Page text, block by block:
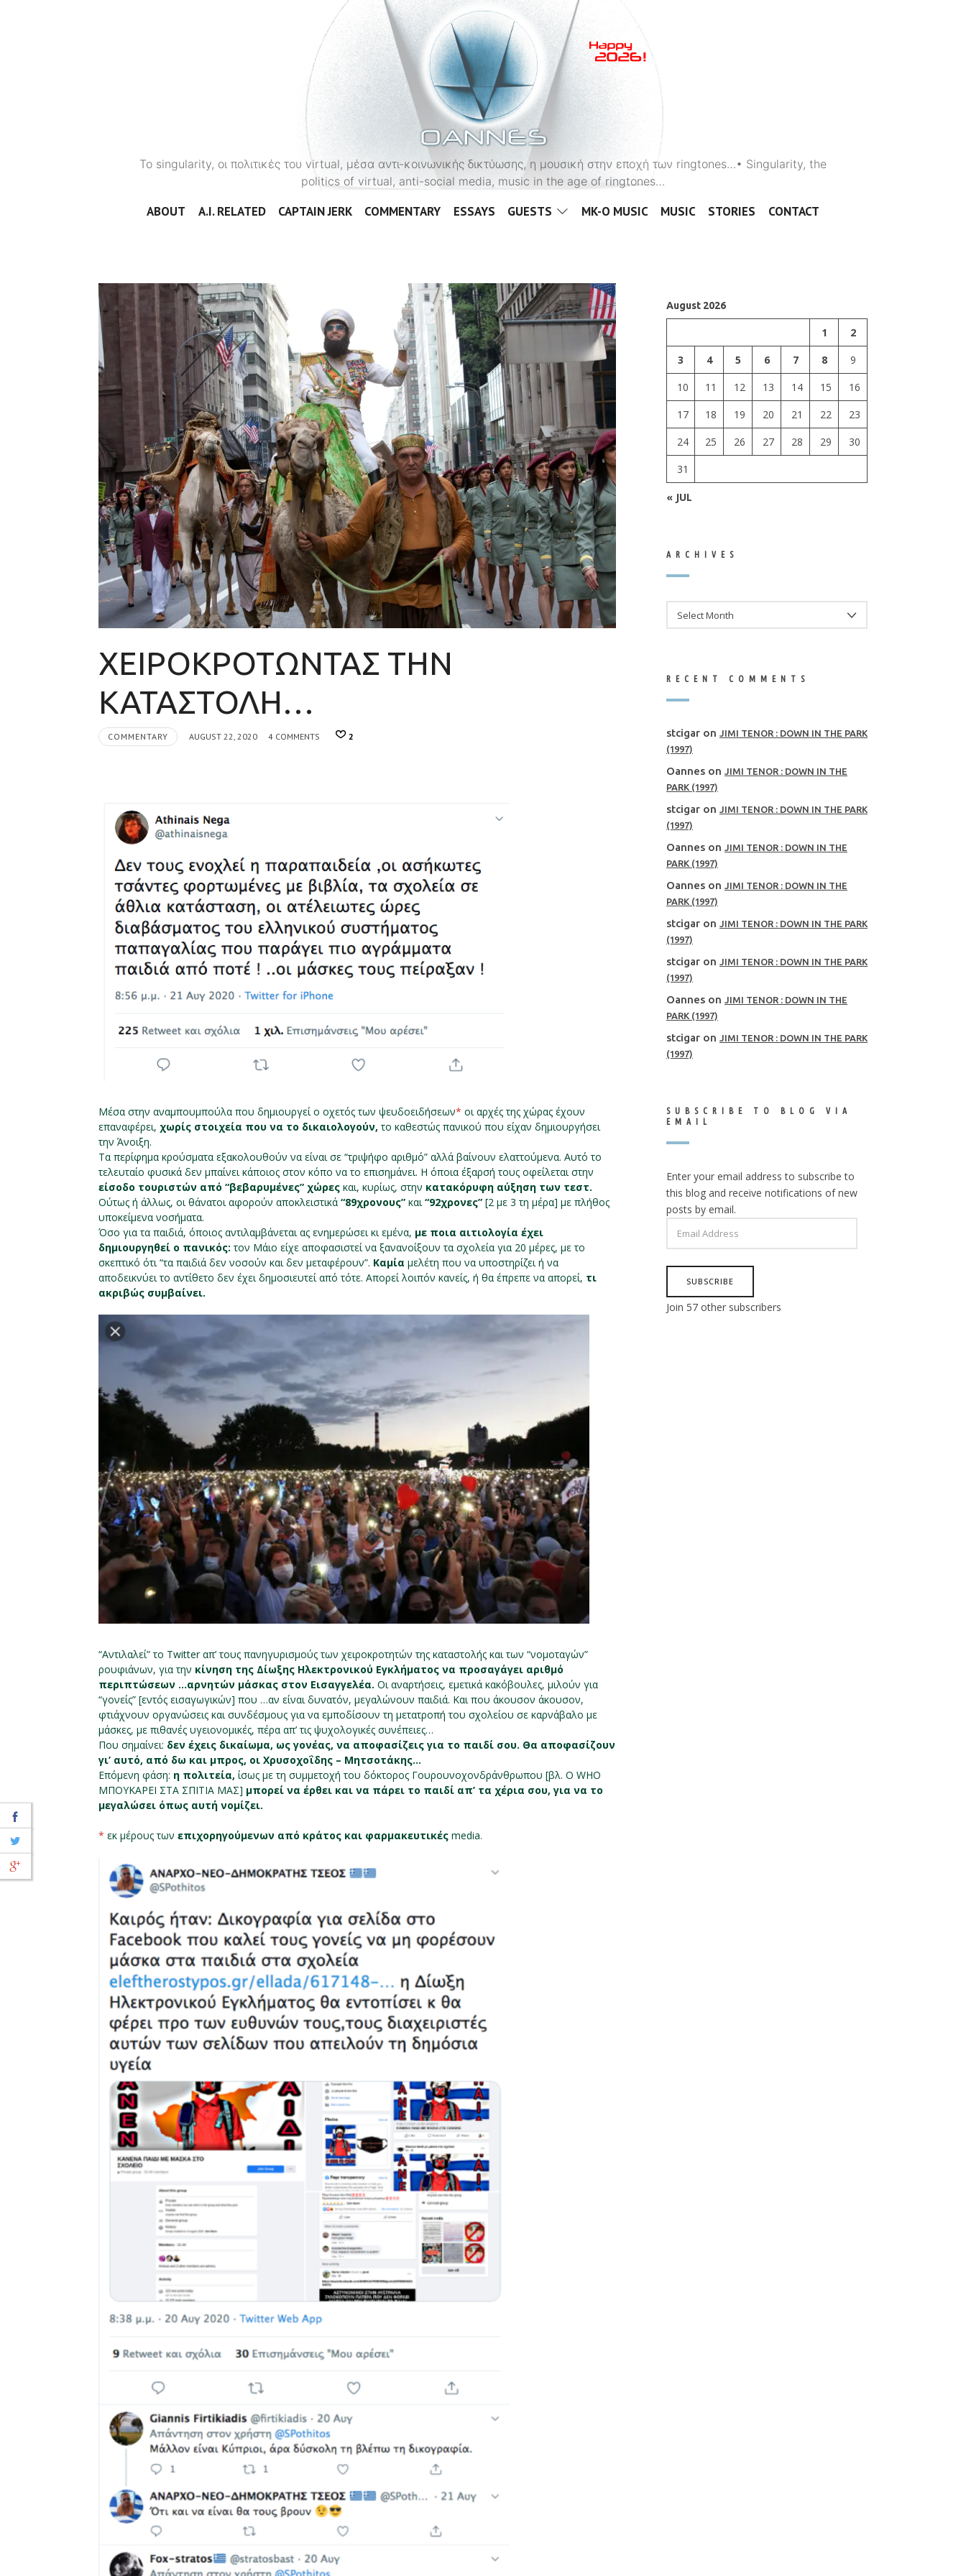
OANNES
To singularity, οι πολιτικές του virtual, μέσα αντι-κοινωνικής δικτύωσης, η μουσική στην εποχή των ringtones…• Singularity, the
politics of virtual, anti-social media, music in the age of ringtones…
ABOUT A.I. RELATED CAPTAIN JERK COMMENTARY ESSAYS GUESTS MK-O MUSIC MUSIC STORIES CONTACT
ΧΕΙΡΟΚΡΟΤΩΝΤΑΣ ΤΗΝ
ΚΑΤΑΣΤΟΛΗ…
COMMENTARY AUGUST 22, 2020 4 COMMENTS 2
Μέσα στην αναμπουμπούλα που δημιουργεί ο οχετός των ψευδοειδήσεων* οι αρχές της χώρας έχουν
επαναφέρει, χωρίς στοιχεία που να το δικαιολογούν, το καθεστώς πανικού που είχαν δημιουργήσει
την Άνοιξη.
Τα περίφημα κρούσματα εξακολουθούν να είναι σε “τριψήφο αριθμό” αλλά βαίνουν ελαττούμενα. Αυτό το
τελευταίο φυσικά δεν μπαίνει κάποιος στον κόπο να το επισημάνει. Η όποια έξαρσή τους οφείλεται στην
είσοδο τουριστών από “βεβαρυμένες” χώρες και, κυρίως, στην κατακόρυφη αύξηση των τεστ.
Ούτως ή άλλως, οι θάνατοι αφορούν αποκλειστικά “89χρονους” και “92χρονες” [2 με 3 τη μέρα] με πλήθος
υποκείμενα νοσήματα.
Όσο για τα παιδιά, όποιος αντιλαμβάνεται ας ενημερώσει κι εμένα, με ποια αιτιολογία έχει
δημιουργηθεί ο πανικός:τον Μάιο είχε αποφασιστεί να ξανανοίξουν τα σχολεία για 20 μέρες, με το
σκεπτικό ότι “τα παιδιά δεν νοσούν και δεν μεταφέρουν”. Καμία μελέτη που να υποστηρίζει ή να
αποδεικνύει το αντίθετο δεν έχει δημοσιευτεί από τότε. Απορεί λοιπόν κανείς, ή θα έπρεπε να απορεί, τι
ακριβώς συμβαίνει.
“Αντιλαλεί” το Twitter απ’ τους πανηγυρισμούς των χειροκροτητών της καταστολής και των “νομοταγών”
ρουφιάνων, για την κίνηση της Δίωξης Ηλεκτρονικού Εγκλήματος να προσαγάγει αριθμό
περιπτώσεων …αρνητών μάσκας στον Εισαγγελέα. Οι αναρτήσεις, εμετικά κακόβουλες, μιλούν για
“γονείς” [εντός εισαγωγικών] που …αν είναι δυνατόν, μεγαλώνουν παιδιά. Και που άκουσον άκουσον,
φτιάχνουν οργανώσεις και συνδέσμους για να εμποδίσουν τη μετατροπή του σχολείου σε καρνάβαλο με
μάσκες, με πιθανές υγειονομικές, πέρα απ’ τις ψυχολογικές συνέπειες…
Που σημαίνει: δεν έχεις δικαίωμα, ως γονέας, να αποφασίζεις για το παιδί σου. Θα αποφασίζουν
γι’ αυτό, από δω και μπρος, οι Χρυσοχοΐδης – Μητσοτάκης…
Επόμενη φάση: η πολιτεία, ίσως με τη συμμετοχή του δόκτορος Γουρουνοχονδράνθρωπου [βλ. Ο WHO
ΜΠΟΥΚΑΡΕΙ ΣΤΑ ΣΠΙΤΙΑ ΜΑΣ] μπορεί να έρθει και να πάρει το παιδί απ’ τα χέρια σου, για να το
μεγαλώσει όπως αυτή νομίζει.
* εκ μέρους των επιχορηγούμενων από κράτος και φαρμακευτικές media.
August 2026
1
2
3
4 5 6 7 8
9
10
11 12 13 14 15
16
17
18 19 20 21 22
23
24
25 26 27 28 29
30
31
« JUL
ARCHIVES
RECENT COMMENTS
stcigar on
JIMI TENOR : DOWN IN THE PARK
(1997)
Oannes on
JIMI TENOR : DOWN IN THE
PARK (1997)
stcigar on
JIMI TENOR : DOWN IN THE PARK
(1997)
Oannes on
JIMI TENOR : DOWN IN THE
PARK (1997)
Oannes on
JIMI TENOR : DOWN IN THE
PARK (1997)
stcigar on
JIMI TENOR : DOWN IN THE PARK
(1997)
stcigar on
JIMI TENOR : DOWN IN THE PARK
(1997)
Oannes on
JIMI TENOR : DOWN IN THE
PARK (1997)
stcigar on
JIMI TENOR : DOWN IN THE PARK
(1997)
SUBSCRIBE TO BLOG VIA
EMAIL
Enter your email address to subscribe to
this blog and receive notifications of new
posts by email.
ADDRESS
SUBSCRIBE
Join 57 other subscribers